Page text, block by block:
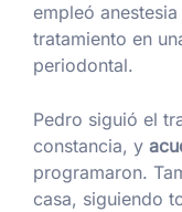
empleó
tratamiento en
periodontal.
Pedro siguió el
constancia, y
programaron.
casa, siguiendo